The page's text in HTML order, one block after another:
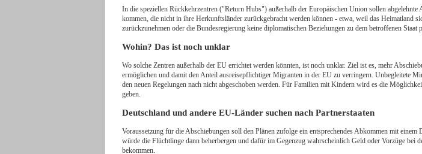
In die speziellen Rückkehrzentren ("Return Hubs") außerhalb der Europäischen Union sollen abgelehnte
kommen, die nicht in ihre Herkunftsländer zurückgebracht werden können - etwa, weil das Heimatland
zurückzunehmen oder die Bundesregierung keine diplomatischen Beziehungen zu dem betroffenen Staat
Wohin? Das ist noch unklar
Wo solche Zentren außerhalb der EU errichtet werden könnten, ist noch unklar. Ziel ist es, mehr
ermöglichen und damit den Anteil ausreisepflichtiger Migranten in der EU zu verringern. Unbegleitete
den neuen Regelungen nach nicht abgeschoben werden. Für Familien mit Kindern wird es die
geben.
Deutschland und andere EU-Länder suchen nach Partnerstaaten
Voraussetzung für die Abschiebungen soll den Plänen zufolge ein entsprechendes Abkommen mit einem
würde die Flüchtlinge dann beherbergen und dafür im Gegenzug wahrscheinlich Geld oder Vorzüge bei
bekommen.